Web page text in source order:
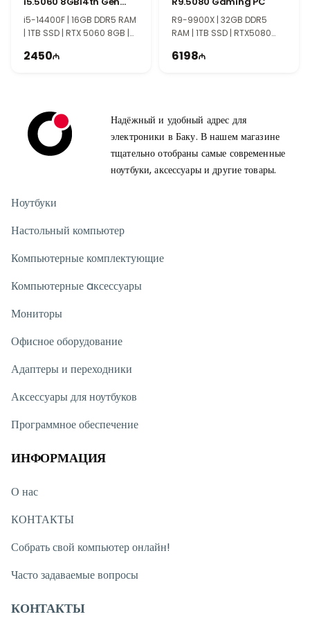
Gaming PC
i5-14400F | 16GB DDR5 RAM
| 1TB SSD | RTX 5060 8GB |
2450
R9-9900X | 32GB DDR5
RAM | 1TB SSD | RTX5080
6198
Надёжный и удобный адрес для
электроники в Баку. В нашем магазине
тщательно отобраны самые современные
ноутбуки, аксессуары и другие товары.
Ноутбуки
Настольный компьютер
Компьютерные комплектующие
Компьютерные aксессуары
Мониторы
Офисное оборудование
Адаптеры и переходники
Аксессуары для ноутбуков
Программное обеспечение
ИНФОРМАЦИЯ
О нас
КОНТАКТЫ
Собрать свой компьютер онлайн!
Часто задаваемые вопросы
КОНТАКТЫ